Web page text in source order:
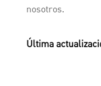
nosotros.
Última